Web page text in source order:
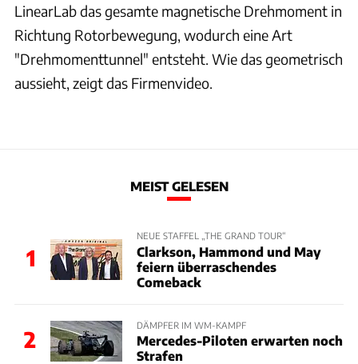
LinearLab das gesamte magnetische Drehmoment in
Richtung Rotorbewegung, wodurch eine Art
"Drehmomenttunnel" entsteht. Wie das geometrisch
aussieht, zeigt das Firmenvideo.
MEIST GELESEN
1
NEUE STAFFEL „THE GRAND TOUR“
Clarkson, Hammond und May
feiern überraschendes
Comeback
2
DÄMPFER IM WM-KAMPF
Mercedes-Piloten erwarten noch
Strafen